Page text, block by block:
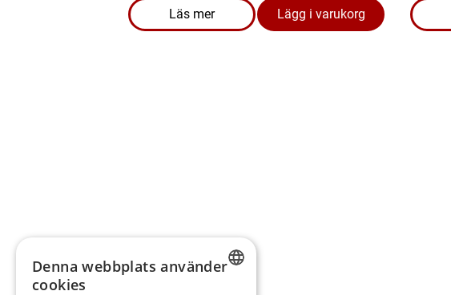
Läs mer
om produkten Hundgodis - Rollies 500 gram
Lägg i varukorg
Denna webbplats använder
cookies